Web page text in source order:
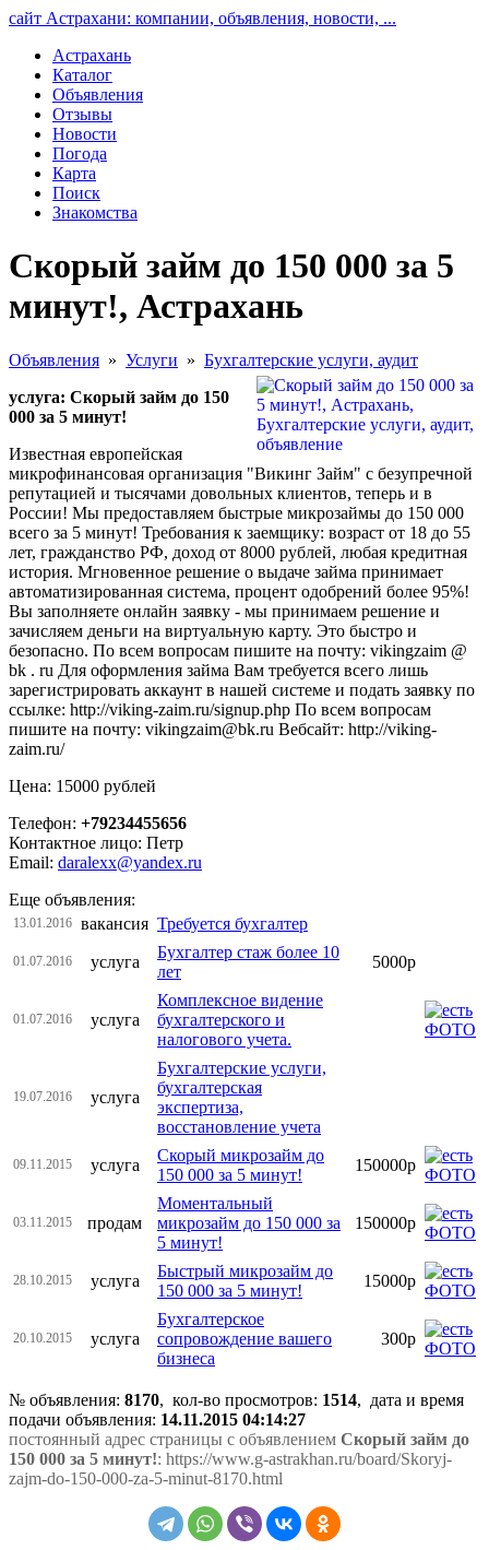
сайт Астрахани: компании, объявления, новости, ...
Астрахань
Каталог
Объявления
Отзывы
Новости
Погода
Карта
Поиск
Знакомства
Скорый займ до 150 000 за 5
минут!, Астрахань
Объявления » Услуги » Бухгалтерские услуги, аудит
услуга: Скорый займ до 150
000 за 5 минут!
Известная европейская
микрофинансовая организация "Викинг Займ" с безупречной
репутацией и тысячами довольных клиентов, теперь и в
России! Мы предоставляем быстрые микрозаймы до 150 000
всего за 5 минут! Требования к заемщику: возраст от 18 до 55
лет, гражданство РФ, доход от 8000 рублей, любая кредитная
история. Мгновенное решение о выдаче займа принимает
автоматизированная система, процент одобрений более 95%!
Вы заполняете онлайн заявку - мы принимаем решение и
зачисляем деньги на виртуальную карту. Это быстро и
безопасно. По всем вопросам пишите на почту: vikingzaim @
bk . ru Для оформления займа Вам требуется всего лишь
зарегистрировать аккаунт в нашей системе и подать заявку по
ссылке: http://viking-zaim.ru/signup.php По всем вопросам
пишите на почту: vikingzaim@bk.ru Вебсайт: http://viking-
zaim.ru/
Цена: 15000 рублей
Телефон: +79234455656
Контактное лицо: Петр
Email: daralexx@yandex.ru
Еще объявления:
13.01.2016 вакансия Требуется бухгалтер
01.07.2016 услуга
Бухгалтер стаж более 10
лет
5000р
01.07.2016 услуга
Комплексное видение
бухгалтерского и
налогового учета.
19.07.2016 услуга
Бухгалтерские услуги,
бухгалтерская
экспертиза,
восстановление учета
09.11.2015 услуга
Скорый микрозайм до
150 000 за 5 минут!
150000р
03.11.2015 продам
Моментальный
микрозайм до 150 000 за
5 минут!
150000р
28.10.2015 услуга
Быстрый микрозайм до
150 000 за 5 минут!
15000р
20.10.2015 услуга
Бухгалтерское
сопровождение вашего
бизнеса
300р
№ объявления: 8170, кол-во просмотров: 1514, дата и время
подачи объявления: 14.11.2015 04:14:27
постоянный адрес страницы с объявлением Скорый займ до
150 000 за 5 минут!: https://www.g-astrakhan.ru/board/Skoryj-
zajm-do-150-000-za-5-minut-8170.html